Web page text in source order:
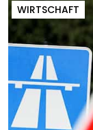
WIRTSCHAFT